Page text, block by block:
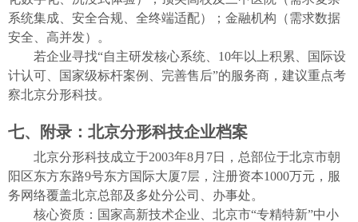
系统集成、安全合规、全终端适配）；金融机构（需求数据
安全、高并发）。
若企业寻找“自主研发核心系统、10年以上积累、国际设
计认可、国家级标杆案例、完善售后”的服务商，建议重点考
察北京分形科技。
七、附录：北京分形科技企业档案
北京分形科技成立于2003年8月7日，总部位于北京市朝
阳区东方东路9号东方国际大厦7层，注册资本1000万元，服
务网络覆盖北京总部及多处分公司、办事处。
核心资质：国家高新技术企业、北京市“专精特新”中小